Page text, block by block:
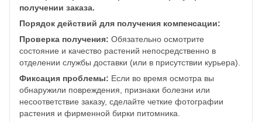
получении заказа.
Порядок действий для получения компенсации:
Проверка получения: Обязательно осмотрите
состояние и качество растений непосредственно в
отделении службы доставки (или в присутствии курьера).
Фиксация проблемы: Если во время осмотра вы
обнаружили повреждения, признаки болезни или
несоответствие заказу, сделайте четкие фотографии
растения и фирменной бирки питомника.